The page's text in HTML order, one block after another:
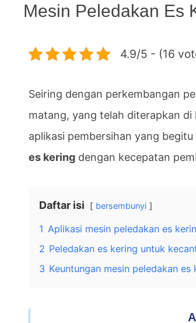
Mesin Peledakan Es
4.9/5 - (16
Seiring dengan perkembangan
matang, yang telah diterapkan
aplikasi pembersihan yang
es kering dengan kecepatan
Daftar isi bersembunyi
1 Aplikasi mesin peledakan es
2 Peledakan es kering untuk
3 Keuntungan mesin peledakan